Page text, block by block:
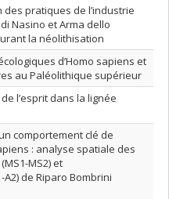
des pratiques de l’industrie
Nasino et Arma dello
la néolithisation
d’Homo sapiens et
au Paléolithique supérieur
l’esprit dans la lignée
comportement clé de
: analyse spatiale des
MS2) et
de Riparo Bombrini